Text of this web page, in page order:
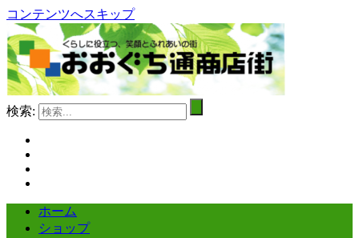
コンテンツへスキップ
検索:
ホーム
ショップ